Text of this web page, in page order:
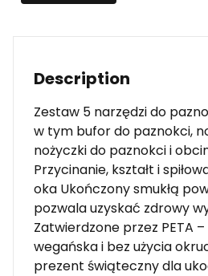
Description
Zestaw 5 narzędzi do
w tym bufor do paznokci,
nożyczki do paznokci i
Przycinanie, kształt i
oka Ukończony smukłą
pozwala uzyskać zdrowy
Zatwierdzone przez PETA
wegańska i bez użycia
prezent świąteczny dla